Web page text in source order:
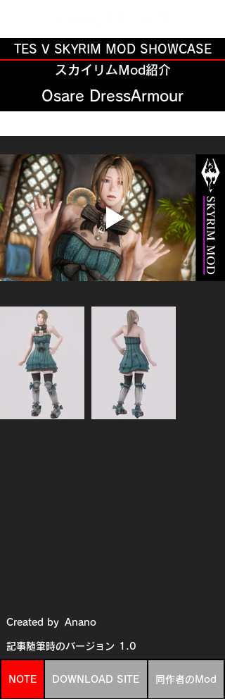
TES V SKYRIM MOD SHOWCASE
スカイリムMod紹介
Osare DressArmour
Created by Anano
記事随筆時のバージョン 1.0
NOTE DOWNLOAD SITE 同作者のMod